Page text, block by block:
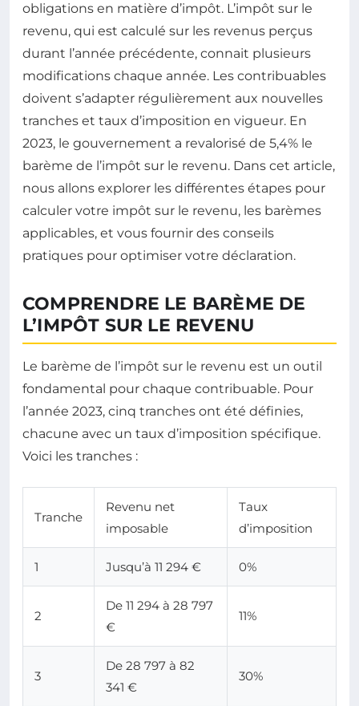
obligations en matière d’impôt. L’impôt sur le
revenu, qui est calculé sur les revenus perçus
durant l’année précédente, connait plusieurs
modifications chaque année. Les contribuables
doivent s’adapter régulièrement aux nouvelles
tranches et taux d’imposition en vigueur. En
2023, le gouvernement a revalorisé de 5,4% le
barème de l’impôt sur le revenu. Dans cet article,
nous allons explorer les différentes étapes pour
calculer votre impôt sur le revenu, les barèmes
applicables, et vous fournir des conseils
pratiques pour optimiser votre déclaration.
COMPRENDRE LE BARÈME DE
L’IMPÔT SUR LE REVENU
Le barème de l’impôt sur le revenu est un outil
fondamental pour chaque contribuable. Pour
l’année 2023, cinq tranches ont été définies,
chacune avec un taux d’imposition spécifique.
Voici les tranches :
Tranche
Revenu net
imposable
Taux
d’imposition
1 Jusqu’à 11 294 € 0%
2
De 11 294 à 28 797
€
11%
3
De 28 797 à 82
341 €
30%